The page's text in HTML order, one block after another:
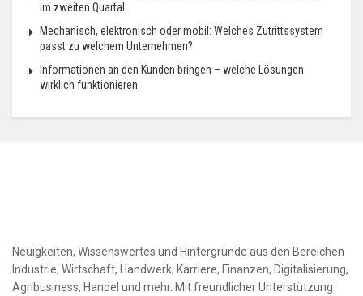
im zweiten Quartal
Mechanisch, elektronisch oder mobil: Welches Zutrittssystem
passt zu welchem Unternehmen?
Informationen an den Kunden bringen – welche Lösungen
wirklich funktionieren
Neuigkeiten, Wissenswertes und Hintergründe aus den Bereichen
Industrie, Wirtschaft, Handwerk, Karriere, Finanzen, Digitalisierung,
Agribusiness, Handel und mehr. Mit freundlicher Unterstützung